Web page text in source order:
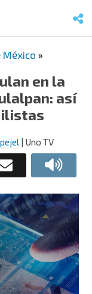
México »
en la
así
| Uno TV